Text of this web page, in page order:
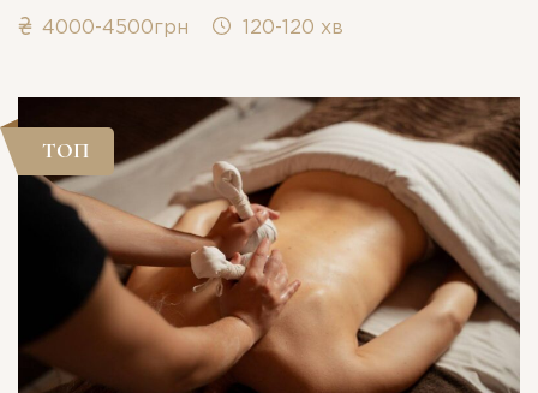
4000-4500грн 120-120 хв
ТОП